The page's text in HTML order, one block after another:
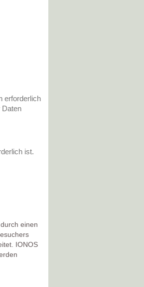
erforderlich
Daten
ist.
einen
IONOS